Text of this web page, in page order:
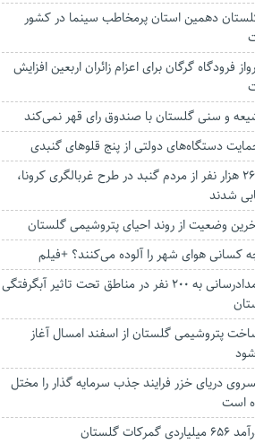
دهمین استان پرمخاطب سینما در کشور
فرودگاه گرگان برای اعزام زائران اربعین افزایش
و سنی گلستان با صندوق رای قهر نمی‌کند
دستگاه‌های دولتی از پنج قلوهای گنبدی
۲۶۰ هزار نفر از مردم گنبد در طرح غربالگری کرونا،
شدند
وضعیت از روند احیای پتروشیمی گلستان
کسانی هوای شهر را آلوده ‌می‌کنند؟ +فیلم
امدادرسانی به ۲۰۰ نفر در مناطق تحت تاثیر آبگرفتگی
پتروشیمی گلستان از اسفند امسال آغاز
دریای خزر فرایند جذب سرمایه گذار را مختل
است
میلیاردی گمرکات گلستان